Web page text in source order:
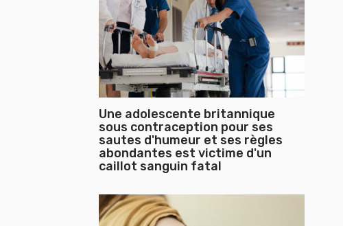
Une adolescente britannique
sous contraception pour ses
sautes d'humeur et ses règles
abondantes est victime d'un
caillot sanguin fatal